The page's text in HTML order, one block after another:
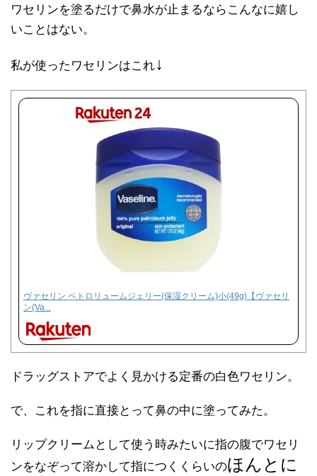
ワセリンを塗るだけで鼻水が止まるならこんなに嬉し
いことはない。
私が使ったワセリンはこれ↓
ヴァセリン ペトロリュームジェリー(保湿クリーム)小(49g)【ヴァセリ
ン(Va...
ドラッグストアでよく見かける定番の白色ワセリン。
で、これを指に直接とって鼻の中に塗ってみた。
リップクリームとして使う時みたいに指の腹でワセリ
ンをなぞって溶かして指につくくらいのほんとに